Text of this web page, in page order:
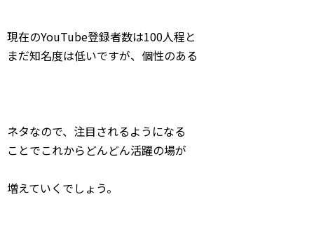
現在のYouTube登録者数は100人程と
まだ知名度は低いですが、個性のある
ネタなので、注目されるようになる
ことでこれからどんどん活躍の場が
増えていくでしょう。